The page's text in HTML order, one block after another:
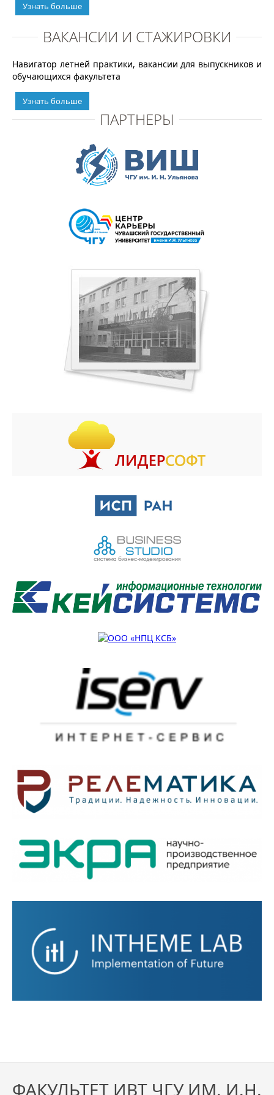
Узнать больше
ВАКАНСИИ И СТАЖИРОВКИ
Навигатор летней практики, вакансии для выпускников и
обучающихся факультета
Узнать больше
ПАРТНЕРЫ
ФАКУЛЬТЕТ ИВТ ЧГУ ИМ. И.Н.